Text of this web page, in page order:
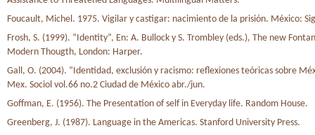
Foucault, Michel. 1975. Vigilar y castigar: nacimiento de la prisión. México:
Frosh, S. (1999). “Identity”, En: A. Bullock y S. Trombley (eds.), The new
Modern Thougth, London: Harper.
Gall, O. (2004). “Identidad, exclusión y racismo: reflexiones teóricas sobre
Mex. Sociol vol.66 no.2 Ciudad de México abr./jun.
Goffman, E. (1956). The Presentation of self in Everyday life. Random House.
Greenberg, J. (1987). Language in the Americas. Stanford University Press.